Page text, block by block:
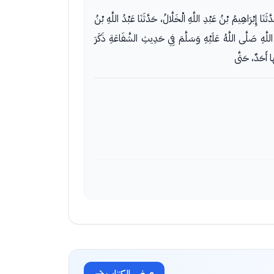
إِبْرَاهِيمُ بْنُ عَبْدِ اللَّهِ الْخَلَّالُ، حَدَّثَنَا عَبْدُ اللَّهِ بْنُ
صَلَّى اللَّهُ عَلَيْهِ وَسَلَّمَ فِي حَدِيثِ الشَّفَاعَةِ ذَكَرَ
أَحَدٌ، حَتَّى